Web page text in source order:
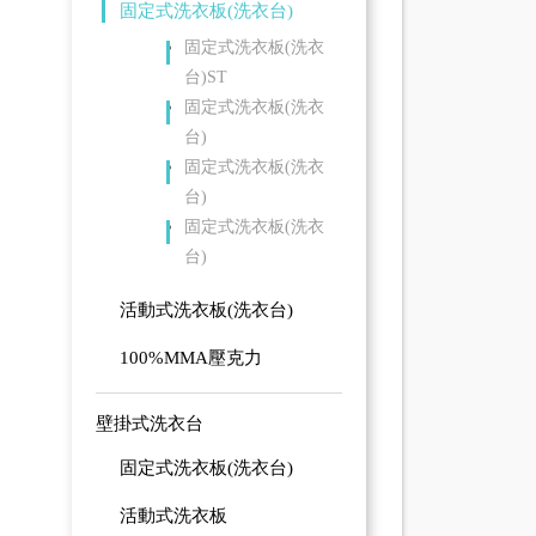
固定式洗衣板(洗衣台)
固定式洗衣板(洗衣
台)ST
固定式洗衣板(洗衣
台)
固定式洗衣板(洗衣
台)
固定式洗衣板(洗衣
台)
活動式洗衣板(洗衣台)
100%MMA壓克力
壁掛式洗衣台
固定式洗衣板(洗衣台)
活動式洗衣板